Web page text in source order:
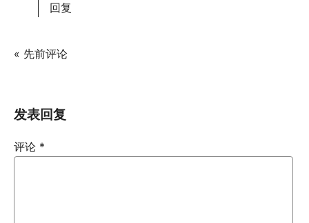
回复
« 先前评论
发表回复
评论 *